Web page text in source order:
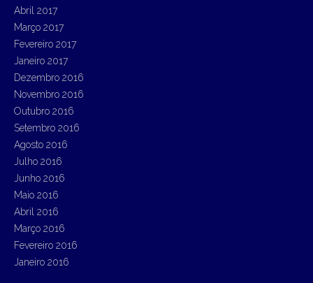
Abril 2017
Março 2017
Fevereiro 2017
Janeiro 2017
Dezembro 2016
Novembro 2016
Outubro 2016
Setembro 2016
Agosto 2016
Julho 2016
Junho 2016
Maio 2016
Abril 2016
Março 2016
Fevereiro 2016
Janeiro 2016